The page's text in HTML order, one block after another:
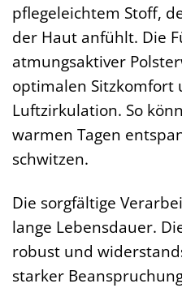
pflegeleichtem Stoff,
der Haut anfühlt. Die
atmungsaktiver
optimalen Sitzkomfort
Luftzirkulation. So
warmen Tagen
schwitzen.
Die sorgfältige
lange Lebensdauer.
robust und
starker